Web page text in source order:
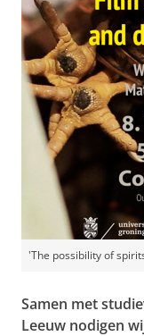
'The possibility of
Samen met
Leeuw nodigen